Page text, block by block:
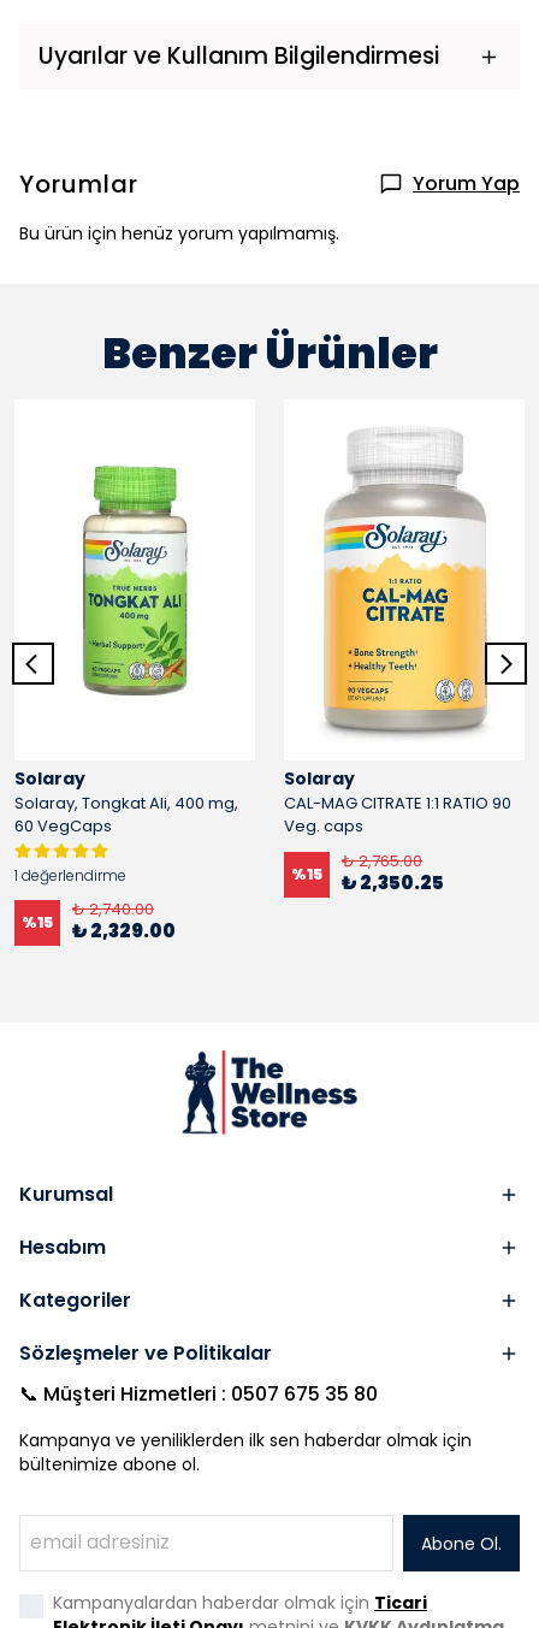
Uyarılar ve Kullanım Bilgilendirmesi
Yorumlar Yorum Yap
Bu ürün için henüz yorum yapılmamış.
Benzer Ürünler
Solaray
Solaray, Tongkat Ali, 400 mg,
60 VegCaps
1 değerlendirme
%15
₺ 2,740.00
₺ 2,329.00
Solaray
CAL-MAG CITRATE 1:1 RATIO 90
Veg. caps
%15
₺ 2,765.00
₺ 2,350.25
Kurumsal
Hesabım
Kategoriler
Sözleşmeler ve Politikalar
📞 Müşteri Hizmetleri : 0507 675 35 80
Kampanya ve yeniliklerden ilk sen haberdar olmak için
bültenimize abone ol.
Abone Ol.
Kampanyalardan haberdar olmak için Ticari